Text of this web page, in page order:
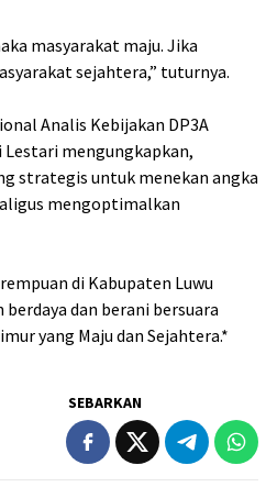
masyarakat maju. Jika
sejahtera,” tuturnya.
Analis Kebijakan DP3A
Lestari mengungkapkan,
strategis untuk menekan angka
mengoptimalkan
di Kabupaten Luwu
dan berani bersuara
yang Maju dan Sejahtera.*
SEBARKAN